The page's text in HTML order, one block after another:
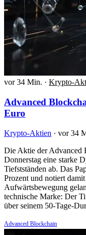
vor 34 Min. · Krypto-
Advanced
Euro
Krypto-Aktien · vor 34
Die Aktie der Advanced
Donnerstag eine starke
Tiefstständen ab. Das
Prozent und notiert
Aufwärtsbewegung
technische Marke: Der
über seinem 50-Tage-
Advanced Blockchain